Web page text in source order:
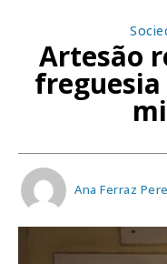
Artesão
Ana Ferraz